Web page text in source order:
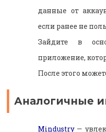
данные от
если ранее не
Зайдите в
приложение,
После этого
Аналогичные
Mindustry —